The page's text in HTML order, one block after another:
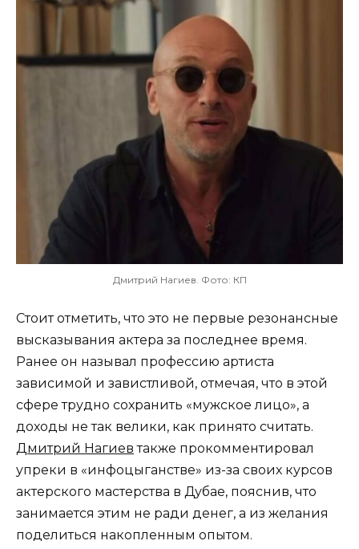
Дмитрий Нагиев. Фото: КП
Стоит отметить, что это не первые резонансные
высказывания актера за последнее время.
Ранее он называл профессию артиста
зависимой и завистливой, отмечая, что в этой
сфере трудно сохранить «мужское лицо», а
доходы не так велики, как принято считать.
Дмитрий Нагиев также прокомментировал
упреки в «инфоцыганстве» из-за своих курсов
актерского мастерства в Дубае, пояснив, что
занимается этим не ради денег, а из желания
поделиться накопленным опытом.